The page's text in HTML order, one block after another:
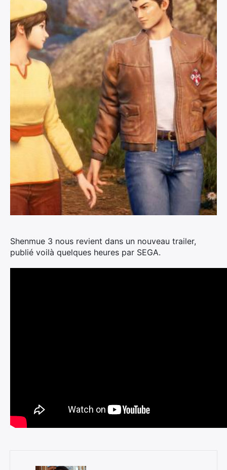
Shenmue 3 nous revient dans un nouveau trailer,
publié voilà quelques heures par SEGA.